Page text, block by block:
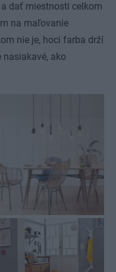
dať miestnosti celkom
na maľovanie
nie je, hoci farba drží
nasiakavé, ako